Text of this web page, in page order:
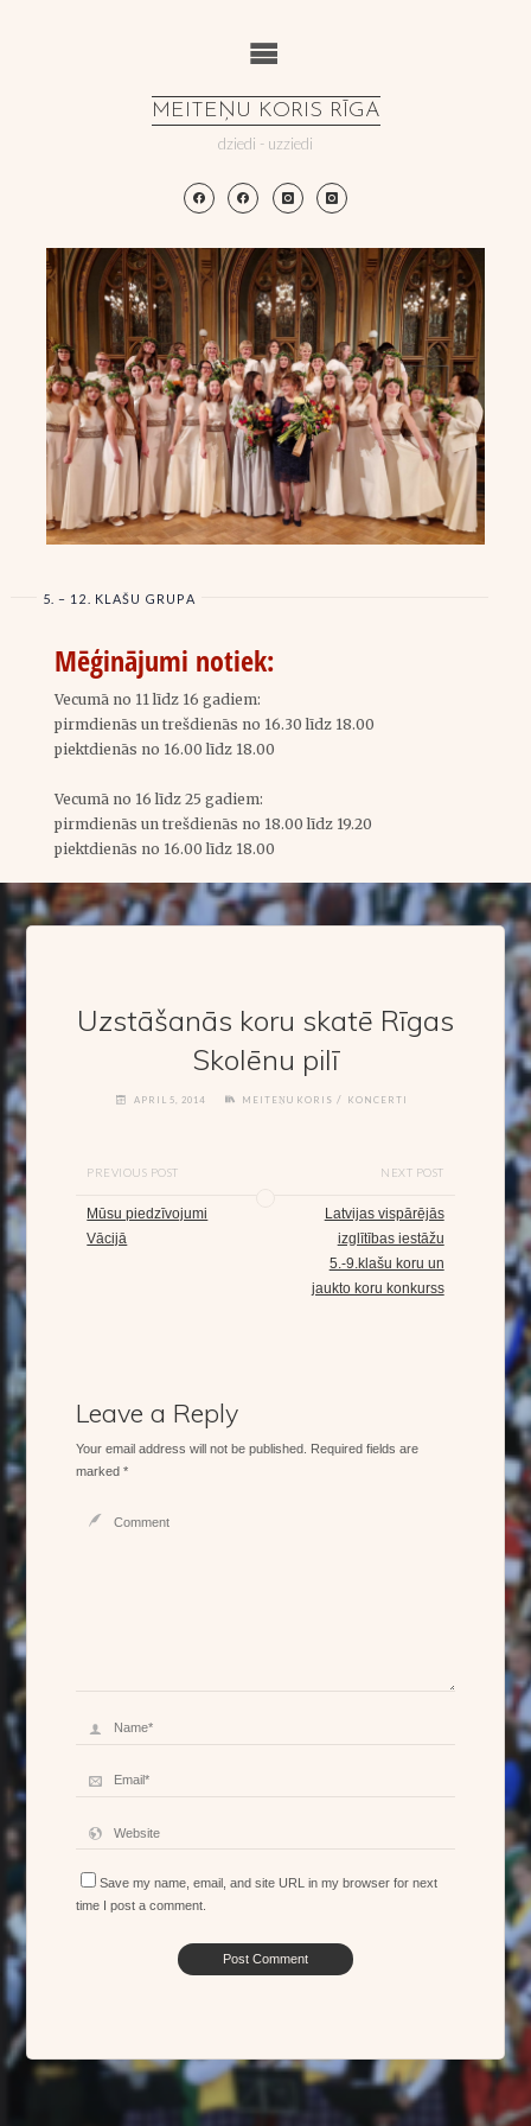
MEITEŅU KORIS RĪGA
dziedi - uzziedi
5. – 12. KLAŠU GRUPA
Mēģinājumi notiek:
Vecumā no 11 līdz 16 gadiem:
pirmdienās un trešdienās no 16.30 līdz 18.00
piektdienās no 16.00 līdz 18.00
Vecumā no 16 līdz 25 gadiem:
pirmdienās un trešdienās no 18.00 līdz 19.20
piektdienās no 16.00 līdz 18.00
Uzstāšanās koru skatē Rīgas
Skolēnu pilī
APRIL 5, 2014 MEITEŅU KORIS / KONCERTI
PREVIOUS POST
Mūsu piedzīvojumi
Vācijā
NEXT POST
Latvijas vispārējās
izglītības iestāžu
5.-9.klašu koru un
jaukto koru konkurss
Leave a Reply
Your email address will not be published. Required fields are
marked *
Save my name, email, and site URL in my browser for next
time I post a comment.